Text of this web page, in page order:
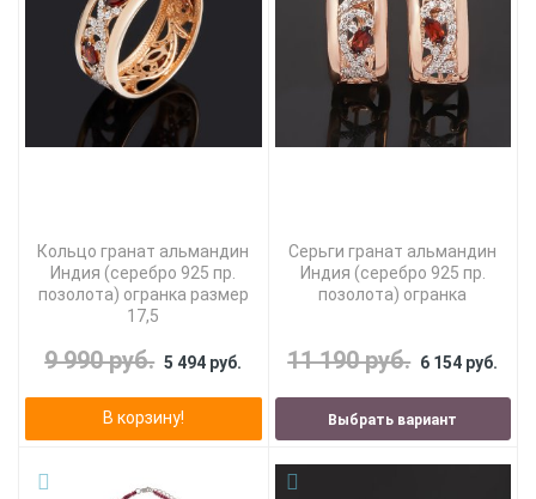
Кольцо гранат альмандин
Индия (серебро 925 пр.
позолота) огранка размер
17,5
9 990 руб. 5 494 руб.
В корзину!
Серьги гранат альмандин
Индия (серебро 925 пр.
позолота) огранка
11 190 руб. 6 154 руб.
Выбрать вариант